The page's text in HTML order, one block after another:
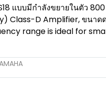
แบบมีกำลังขยายในตัว
Class-D Amplifier, ขนาด
range is ideal for